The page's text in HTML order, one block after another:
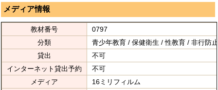
メディア情報
教材番号
0797
分類
青少年教育 / 保健衛生 / 性教育 / 非行防
貸出
不可
インターネット貸出予約
不可
メディア
16ミリフィルム